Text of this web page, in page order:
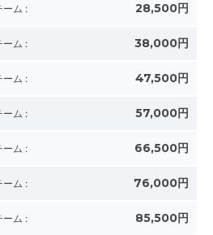
ーム : 28,500円
ーム : 38,000円
ーム : 47,500円
ーム : 57,000円
ーム : 66,500円
ーム : 76,000円
ーム : 85,500円